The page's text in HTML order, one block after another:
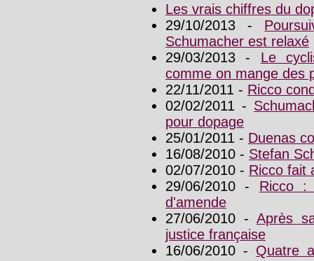
Les vrais chiffres du
29/10/2013 -
Schumacher est relaxé
29/03/2013 - Le
comme on mange des
22/11/2011 - Ricco
02/02/2011 -
pour dopage
25/01/2011 - Duenas
16/08/2010 - Stefan
02/07/2010 - Ricco fait
29/06/2010 - Ricco
d'amende
27/06/2010 - Après
justice française
16/06/2010 - Quatre